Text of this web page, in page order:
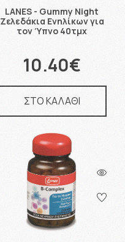
LANES - Gummy Night
Ζελεδάκια Ενηλίκων για
τον Ύπνο 40τμχ
10.40€
ΣΤΟ ΚΑΛΑΘΙ